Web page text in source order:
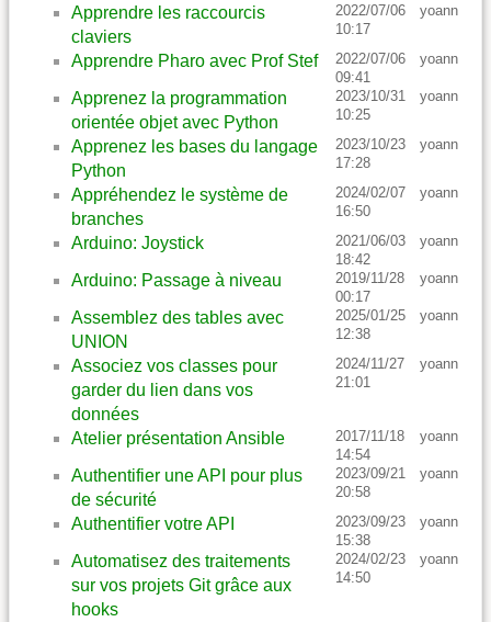
Apprendre les raccourcis
claviers
2022/07/06
10:17
yoann
Apprendre Pharo avec Prof Stef
2022/07/06
09:41
yoann
Apprenez la programmation
orientée objet avec Python
2023/10/31
10:25
yoann
Apprenez les bases du langage
Python
2023/10/23
17:28
yoann
Appréhendez le système de
branches
2024/02/07
16:50
yoann
Arduino: Joystick
2021/06/03
18:42
yoann
Arduino: Passage à niveau
2019/11/28
00:17
yoann
Assemblez des tables avec
UNION
2025/01/25
12:38
yoann
Associez vos classes pour
garder du lien dans vos
données
2024/11/27
21:01
yoann
Atelier présentation Ansible
2017/11/18
14:54
yoann
Authentifier une API pour plus
de sécurité
2023/09/21
20:58
yoann
Authentifier votre API
2023/09/23
15:38
yoann
Automatisez des traitements
sur vos projets Git grâce aux
hooks
2024/02/23
14:50
yoann